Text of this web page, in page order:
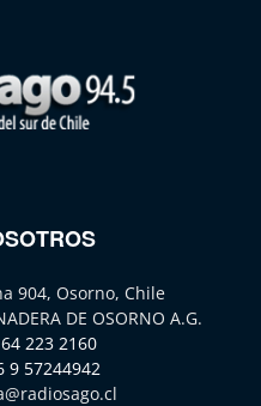
904, Osorno, Chile
DE OSORNO A.G.
223 2160
9 57244942